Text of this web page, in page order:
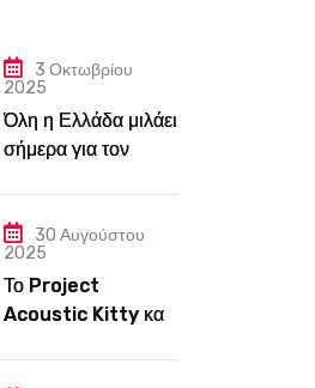
3 Οκτωβρίου
2025
Όλη η Ελλάδα μιλάει
σήμερα για τον
λίγοι τον ξέρουν
30 Αυγούστου
2025
Το Project
Acoustic Kitty και